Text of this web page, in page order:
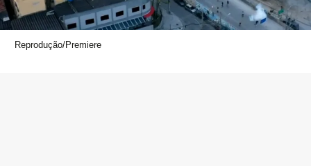
Reprodução/Premiere